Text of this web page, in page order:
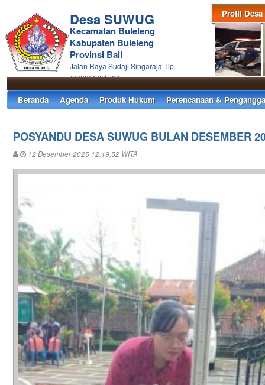
Profil Desa
Desa SUWUG
Kecamatan Buleleng
Kabupaten Buleleng
Provinsi Bali
Jalan Raya Sudaji Singaraja Tlp.
(0362)3301760
Beranda Agenda Produk Hukum Perencanaan &
POSYANDU DESA SUWUG BULAN DESEMBER
12 Desember 2025 12:19:52 WITA